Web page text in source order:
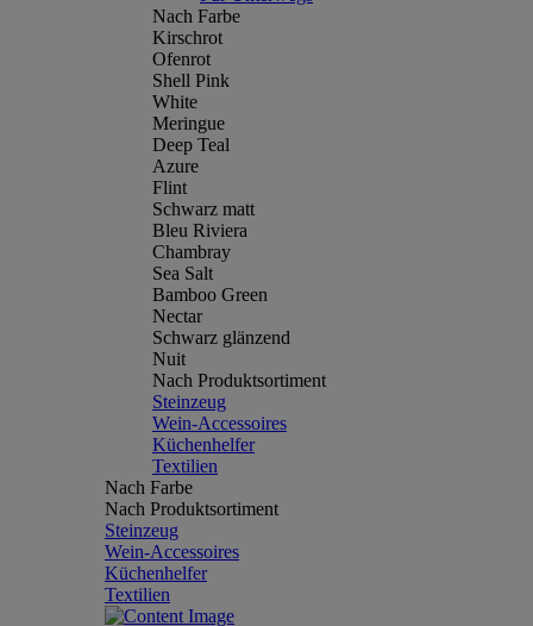
Nach Farbe
Kirschrot
Ofenrot
Shell Pink
White
Meringue
Deep Teal
Azure
Flint
Schwarz matt
Bleu Riviera
Chambray
Sea Salt
Bamboo Green
Nectar
Schwarz glänzend
Nuit
Nach Produktsortiment
Steinzeug
Wein-Accessoires
Küchenhelfer
Textilien
Nach Farbe
Nach Produktsortiment
Steinzeug
Wein-Accessoires
Küchenhelfer
Textilien